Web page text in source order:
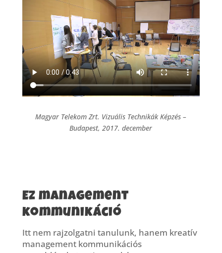
Magyar Telekom Zrt. Vizuális Technikák Képzés –
Budapest, 2017. december
Ez management
kommunikáció
Itt nem rajzolgatni tanulunk, hanem kreatív
management kommunikációs